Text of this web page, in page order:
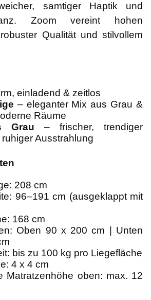
samtiger Haptik und
Zoom vereint hohen
Qualität und stilvollem
einladend & zeitlos
– eleganter Mix aus Grau &
Räume
Grau – frischer, trendiger
Ausstrahlung
208 cm
96–191 cm (ausgeklappt mit
168 cm
Oben 90 x 200 cm | Unten
bis zu 100 kg pro Liegefläche
4 x 4 cm
Matratzenhöhe oben: max. 12